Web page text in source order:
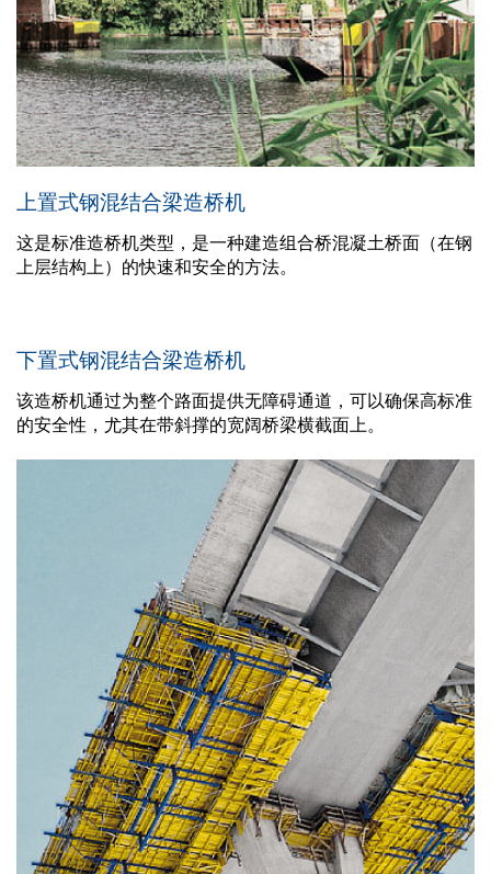
上置式钢混结合梁造桥机
这是标准造桥机类型，是一种建造组合桥混凝土桥面（在钢
上层结构上）的快速和安全的方法。
下置式钢混结合梁造桥机
该造桥机通过为整个路面提供无障碍通道，可以确保高标准
的安全性，尤其在带斜撑的宽阔桥梁横截面上。